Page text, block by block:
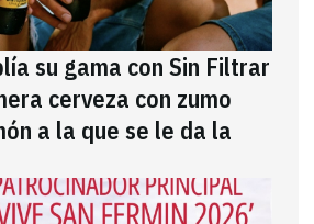
su gama con Sin Filtrar
cerveza con zumo
a la que se le da la